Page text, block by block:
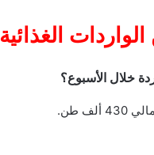
الغذائية
خلال الأسبوع؟